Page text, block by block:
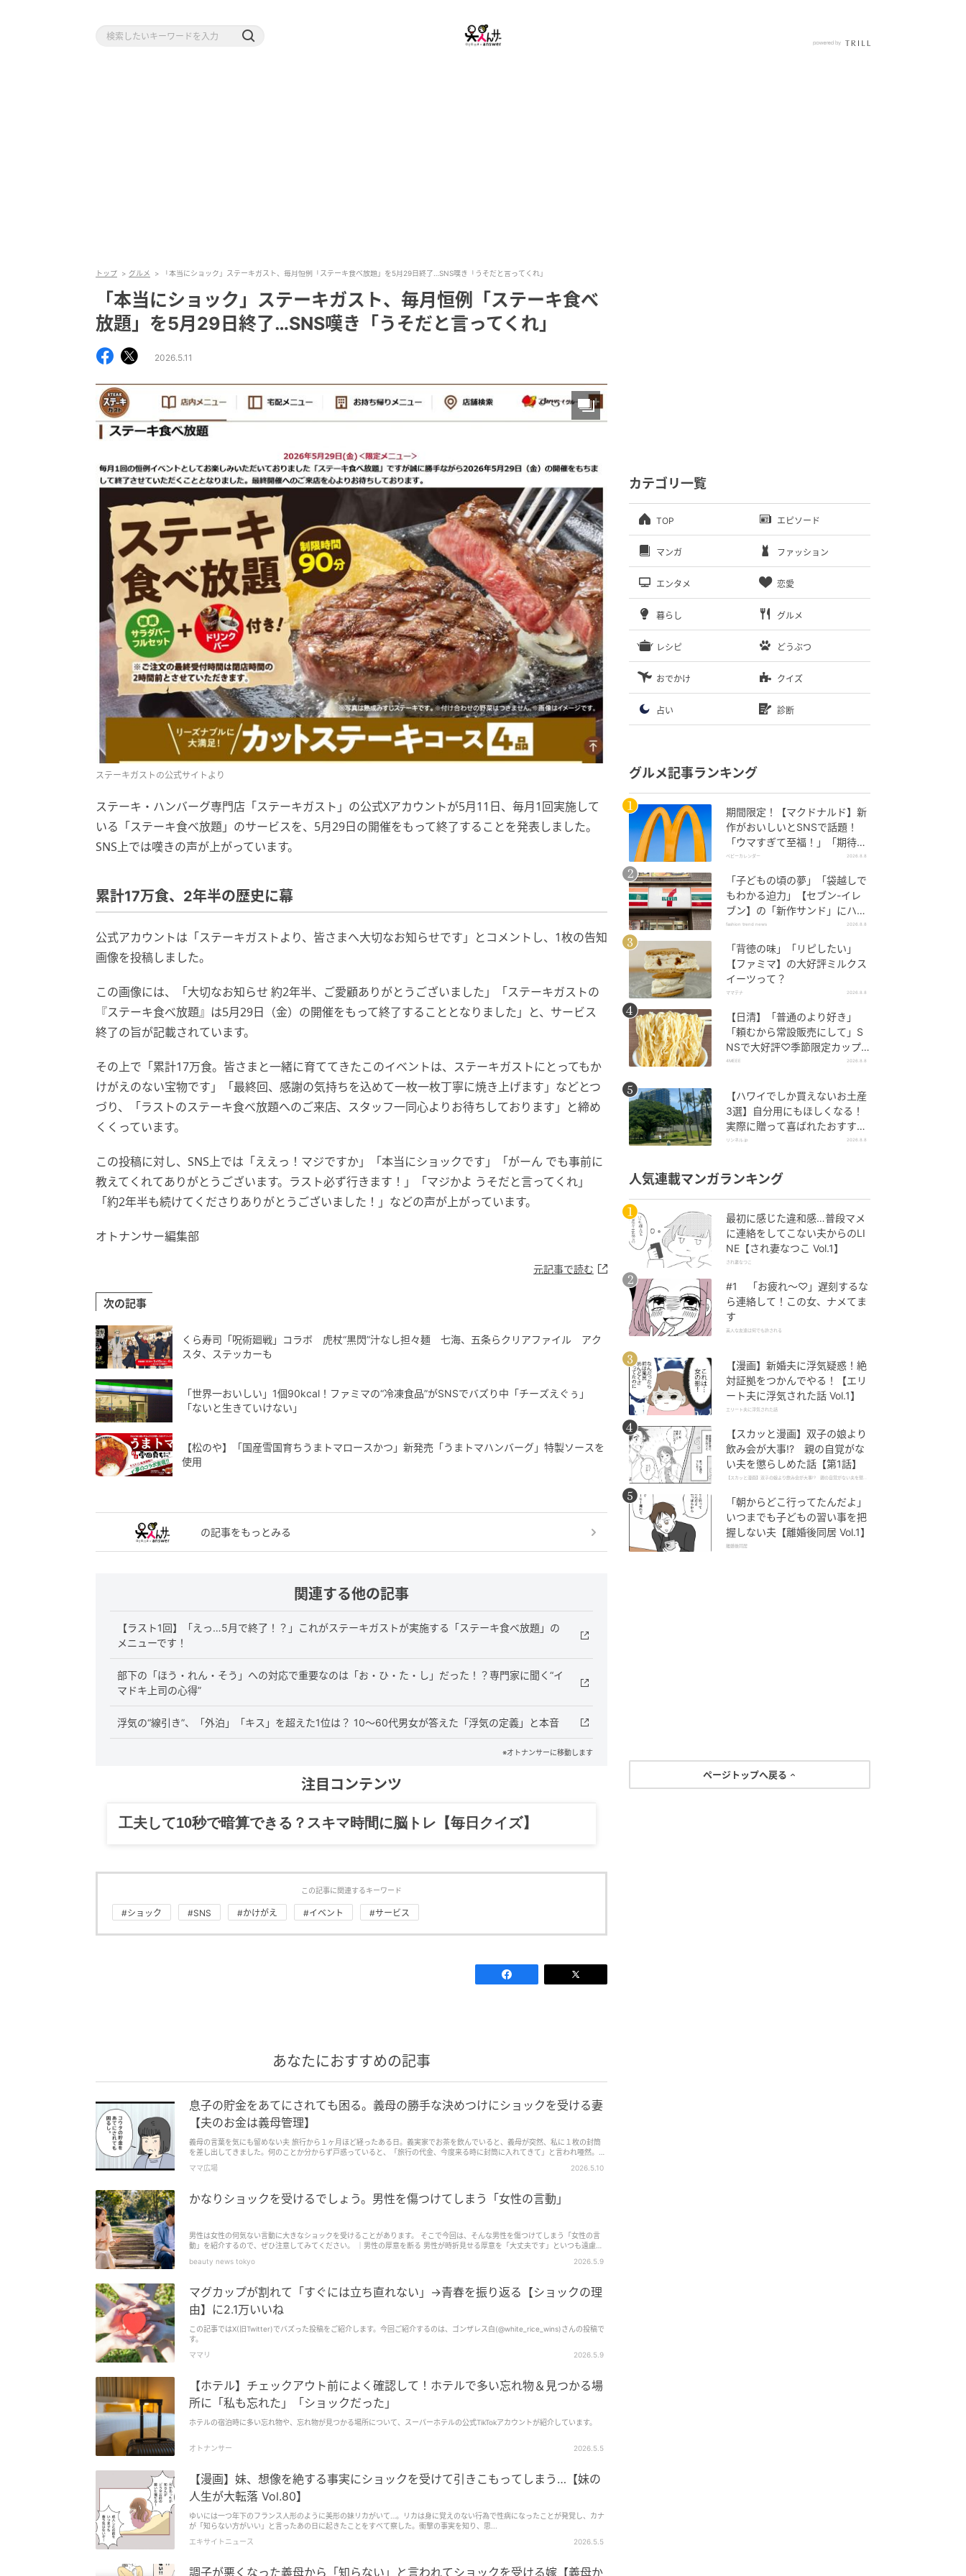
トップ グルメ 「本当にショック」ステーキガスト、毎月恒例「ステーキ食べ放題」を5月29日終了…SNS嘆き「うそだと言ってくれ」
「本当にショック」ステーキガスト、毎月恒例「ステーキ食べ
放題」を5月29日終了…SNS嘆き「うそだと言ってくれ」
2026.5.11
ステーキガストの公式サイトより
ステーキ・ハンバーグ専門店「ステーキガスト」の公式Xアカウントが5月11日、毎月1回実施して
いる「ステーキ食べ放題」のサービスを、5月29日の開催をもって終了することを発表しました。
SNS上では嘆きの声が上がっています。
累計17万食、2年半の歴史に幕
公式アカウントは「ステーキガストより、皆さまへ大切なお知らせです」とコメントし、1枚の告知
画像を投稿しました。
この画像には、「大切なお知らせ 約2年半、ご愛顧ありがとうございました」「ステーキガストの
『ステーキ食べ放題』は5月29日（金）の開催をもって終了することとなりました」と、サービス
終了の旨が記載されています。
その上で「累計17万食。皆さまと一緒に育ててきたこのイベントは、ステーキガストにとってもか
けがえのない宝物です」「最終回、感謝の気持ちを込めて一枚一枚丁寧に焼き上げます」などとつ
づり、「ラストのステーキ食べ放題へのご来店、スタッフ一同心よりお待ちしております」と締め
くくっています。
この投稿に対し、SNS上では「ええっ！マジですか」「本当にショックです」「がーん でも事前に
教えてくれてありがとうございます。ラスト必ず行きます！」「マジかよ うそだと言ってくれ」
「約2年半も続けてくださりありがとうございました！」などの声が上がっています。
オトナンサー編集部
元記事で読む
次の記事
くら寿司「呪術廻戦」コラボ 虎杖“黒閃”汁なし担々麺 七海、五条らクリアファイル アク
スタ、ステッカーも
「世界一おいしい」1個90kcal！ファミマの“冷凍食品”がSNSでバズり中「チーズえぐぅ」
「ないと生きていけない」
【松のや】「国産雪国育ちうまトマロースかつ」新発売「うまトマハンバーグ」特製ソースを
使用
の記事をもっとみる
関連する他の記事
【ラスト1回】「えっ…5月で終了！？」これがステーキガストが実施する「ステーキ食べ放題」の
メニューです！
部下の「ほう・れん・そう」への対応で重要なのは「お・ひ・た・し」だった！？専門家に聞く“イ
マドキ上司の心得”
浮気の“線引き”、「外泊」「キス」を超えた1位は？ 10～60代男女が答えた「浮気の定義」と本音
※オトナンサーに移動します
注目コンテンツ
グルメ、ギャグ、子育て、旅行記……全部、読めます。
この記事に関連するキーワード
#ショック #SNS #かけがえ #イベント #サービス
あなたにおすすめの記事
息子の貯金をあてにされても困る。義母の勝手な決めつけにショックを受ける妻
【夫のお金は義母管理】
義母の言葉を気にも留めない夫 旅行から１ヶ月ほど経ったある日。義実家でお茶を飲んでいると、義母が突然、私に１枚の封筒
を差し出してきました。何のことか分からず戸惑っていると、「旅行の代金、今度来る時に封筒に入れてきて」と言われ唖然。し
ママ広場 2026.5.10
かなりショックを受けるでしょう。男性を傷つけてしまう「女性の言動」
男性は女性の何気ない言動に大きなショックを受けることがあります。 そこで今回は、そんな男性を傷つけてしまう「女性の言
動」を紹介するので、ぜひ注意してみてください。 ｜男性の厚意を断る 男性が時折見せる厚意を「大丈夫です」といつも遠慮し
beauty news tokyo 2026.5.9
マグカップが割れて「すぐには立ち直れない」→青春を振り返る【ショックの理
由】に2.1万いいね
この記事ではX(旧Twitter)でバズった投稿をご紹介します。今回ご紹介するのは、ゴンザレス白(@white_rice_wins)さんの投稿で
す。
ママリ
2026.5.9
【ホテル】チェックアウト前によく確認して！ホテルで多い忘れ物＆見つかる場
所に「私も忘れた」「ショックだった」
ホテルの宿泊時に多い忘れ物や、忘れ物が見つかる場所について、スーパーホテルの公式TikTokアカウントが紹介しています。
オトナンサー 2026.5.5
【漫画】妹、想像を絶する事実にショックを受けて引きこもってしまう…【妹の
人生が大転落 Vol.80】
ゆいには一つ年下のフランス人形のように美形の妹リカがいて…。リカは身に覚えのない行為で性病になったことが発覚し、カナ
が「知らない方がいい」と言ったあの日に起きたことをすべて察した。衝撃の事実を知り、思...
エキサイトニュース
2026.5.5
調子が悪くなった義母から「知らない」と言われてショックを受ける嫁【義母か
カテゴリ一覧
TOP エピソード
マンガ ファッション
エンタメ 恋愛
暮らし グルメ
レシピ どうぶつ
おでかけ クイズ
占い 診断
グルメ記事ランキング
期間限定！【マクドナルド】新
作がおいしいとSNSで話題！
「ウマすぎて至福！」「期待以
上♡」
ベビーカレンダー 2026.8.8
「子どもの頃の夢」「袋越しで
もわかる迫力」【セブン-イレ
ブン】の「新作サンド」にハマ
りそう！
fashion trend news 2026.8.8
「背徳の味」「リピしたい」
【ファミマ】の大好評ミルクス
イーツって？
ママテナ 2026.8.8
【日清】「普通のより好き」
「頼むから常設販売にして」S
NSで大好評♡季節限定カップ
ヌードルが発売中！
4MEEE 2026.8.8
【ハワイでしか買えないお土産
3選】自分用にもほしくなる！
実際に贈って喜ばれたおすすめ
はこれ！
リンネル.jp 2026.8.8
人気連載マンガランキング
最初に感じた違和感…普段マメ
に連絡をしてこない夫からのLI
NE【され妻なつこ Vol.1】
され妻なつこ
#1 「お疲れ〜♡」遅刻するな
ら連絡して！この女、ナメてま
す
美人な友達は何でも許される
【漫画】新婚夫に浮気疑惑！絶
対証拠をつかんでやる！【エリ
ート夫に浮気された話 Vol.1】
エリート夫に浮気された話
【スカッと漫画】双子の娘より
飲み会が大事!? 親の自覚がな
い夫を懲らしめた話【第1話】
【スカッと漫画】双子の娘より飲み会が大事!? 親の自覚がない夫を懲ら
「朝からどこ行ってたんだよ」
いつまでも子どもの習い事を把
握しない夫【離婚後同居 Vol.1】
離婚後同居
ページトップへ戻る